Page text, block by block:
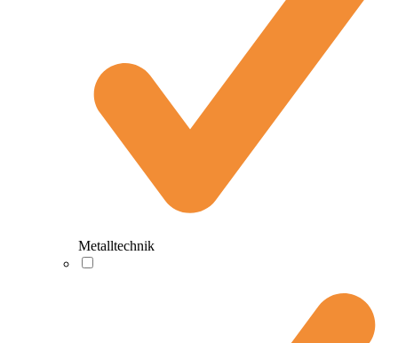
Metalltechnik